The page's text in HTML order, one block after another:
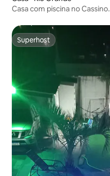
Casa com piscina no Cassino.
Superhost
Superhost